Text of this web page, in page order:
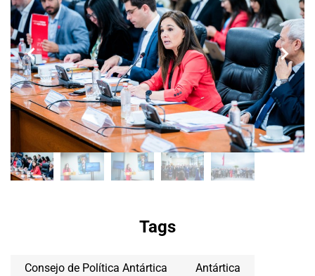
Tags
Consejo de Política Antártica Antártica